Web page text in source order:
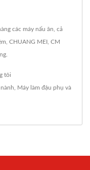
các máy nấu ăn, cả
CHUANG MEI, CM
tôi
, Máy làm đậu phụ và